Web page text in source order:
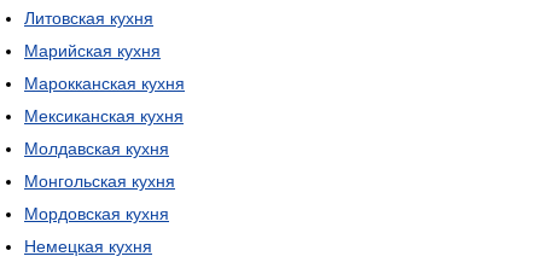
Литовская кухня
Марийская кухня
Марокканская кухня
Мексиканская кухня
Молдавская кухня
Монгольская кухня
Мордовская кухня
Немецкая кухня